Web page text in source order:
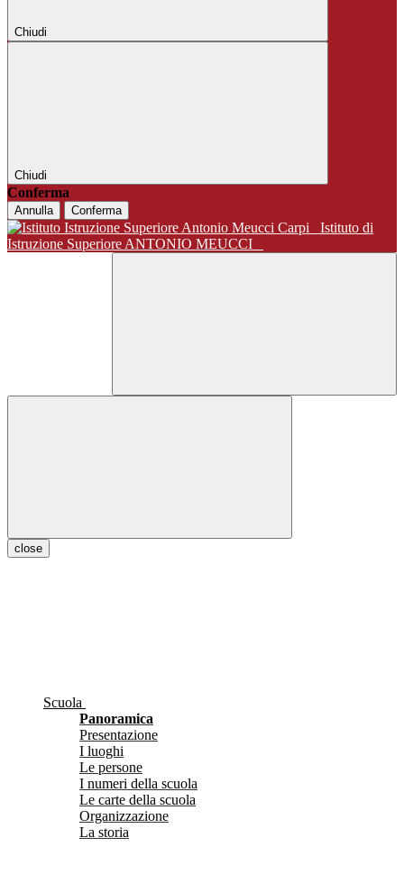
Chiudi
Chiudi
Conferma
Annulla Conferma
Istituto di
Istruzione Superiore ANTONIO MEUCCI
close
Scuola
Panoramica
Presentazione
I luoghi
Le persone
I numeri della scuola
Le carte della scuola
Organizzazione
La storia